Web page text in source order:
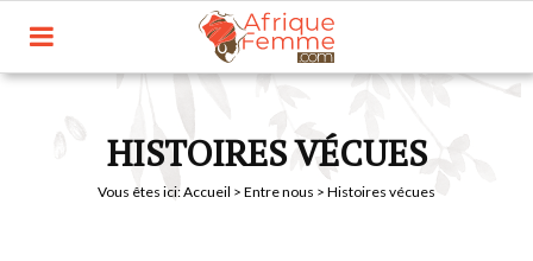
HISTOIRES VÉCUES
Vous êtes ici:Accueil > Entre nous > Histoires vécues